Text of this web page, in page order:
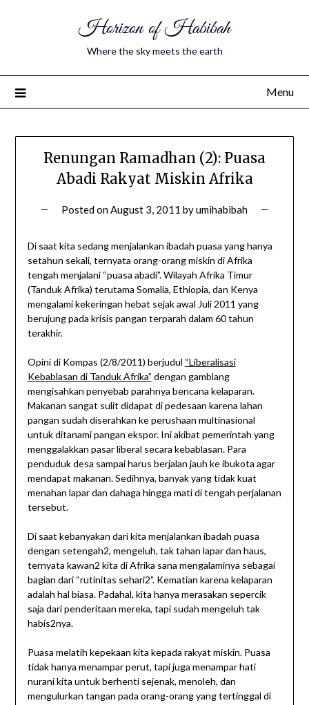
Horizon of Habibah
Where the sky meets the earth
Menu
Renungan Ramadhan (2): Puasa
Abadi Rakyat Miskin Afrika
Posted onAugust 3, 2011 byumihabibah
Di saat kita sedang menjalankan ibadah puasa yang hanya
setahun sekali, ternyata orang-orang miskin di Afrika
tengah menjalani “puasa abadi”. Wilayah Afrika Timur
(Tanduk Afrika) terutama Somalia, Ethiopia, dan Kenya
mengalami kekeringan hebat sejak awal Juli 2011 yang
berujung pada krisis pangan terparah dalam 60 tahun
terakhir.
Opini di Kompas (2/8/2011) berjudul “Liberalisasi
Kebablasan di Tanduk Afrika” dengan gamblang
mengisahkan penyebab parahnya bencana kelaparan.
Makanan sangat sulit didapat di pedesaan karena lahan
pangan sudah diserahkan ke perushaan multinasional
untuk ditanami pangan ekspor. Ini akibat pemerintah yang
menggalakkan pasar liberal secara kebablasan. Para
penduduk desa sampai harus berjalan jauh ke ibukota agar
mendapat makanan. Sedihnya, banyak yang tidak kuat
menahan lapar dan dahaga hingga mati di tengah perjalanan
tersebut.
Di saat kebanyakan dari kita menjalankan ibadah puasa
dengan setengah2, mengeluh, tak tahan lapar dan haus,
ternyata kawan2 kita di Afrika sana mengalaminya sebagai
bagian dari “rutinitas sehari2”. Kematian karena kelaparan
adalah hal biasa. Padahal, kita hanya merasakan sepercik
saja dari penderitaan mereka, tapi sudah mengeluh tak
habis2nya.
Puasa melatih kepekaan kita kepada rakyat miskin. Puasa
tidak hanya menampar perut, tapi juga menampar hati
nurani kita untuk berhenti sejenak, menoleh, dan
mengulurkan tangan pada orang-orang yang tertinggal di